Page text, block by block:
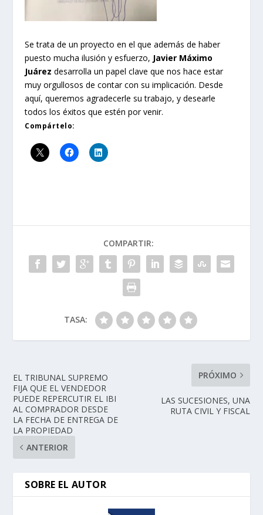
Se trata de un proyecto en el que además de haber
puesto mucha ilusión y esfuerzo, Javier Máximo
Juárez desarrolla un papel clave que nos hace estar
muy orgullosos de contar con su implicación. Desde
aquí, queremos agradecerle su trabajo, y desearle
todos los éxitos que estén por venir.
Compártelo:
COMPARTIR:
TASA:
EL TRIBUNAL SUPREMO
FIJA QUE EL VENDEDOR
PUEDE REPERCUTIR EL IBI
AL COMPRADOR DESDE
LA FECHA DE ENTREGA DE
LA PROPIEDAD
ANTERIOR
PRÓXIMO
LAS SUCESIONES, UNA
RUTA CIVIL Y FISCAL
SOBRE EL AUTOR